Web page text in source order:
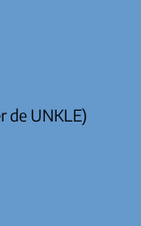
de UNKLE)